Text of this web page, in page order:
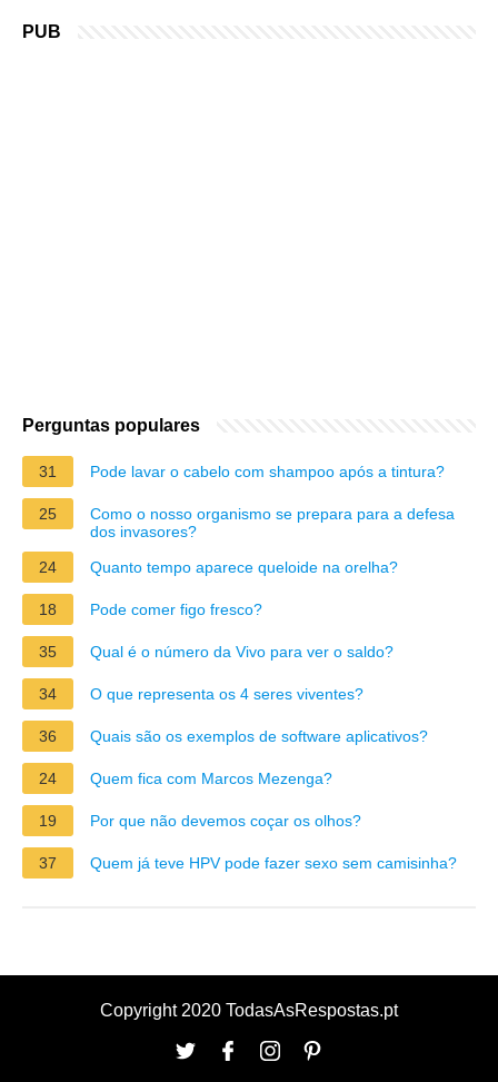
PUB
Perguntas populares
31 Pode lavar o cabelo com shampoo após a tintura?
25
Como o nosso organismo se prepara para a defesa
dos invasores?
24
Quanto tempo aparece queloide na orelha?
18 Pode comer figo fresco?
35 Qual é o número da Vivo para ver o saldo?
34 O que representa os 4 seres viventes?
36 Quais são os exemplos de software aplicativos?
24 Quem fica com Marcos Mezenga?
19 Por que não devemos coçar os olhos?
37 Quem já teve HPV pode fazer sexo sem camisinha?
Copyright 2020 TodasAsRespostas.pt